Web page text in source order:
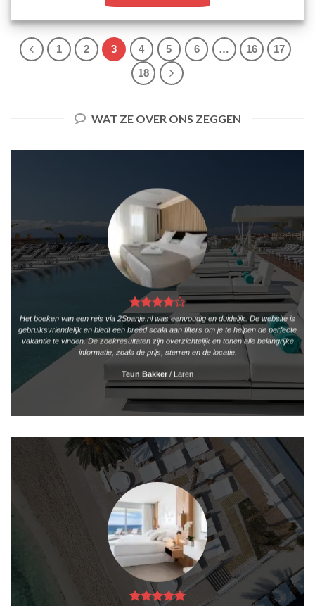
1 2 3 4 5 6 … 16
17
18
WAT ZE OVER ONS ZEGGEN
Het boeken van een reis via 2Spanje.nl was eenvoudig en duidelijk. De website is
gebruiksvriendelijk en biedt een breed scala aan filters om je te helpen de perfecte
vakantie te vinden. De zoekresultaten zijn overzichtelijk en tonen alle belangrijke
informatie, zoals de prijs, sterren en de locatie.
Teun Bakker / Laren